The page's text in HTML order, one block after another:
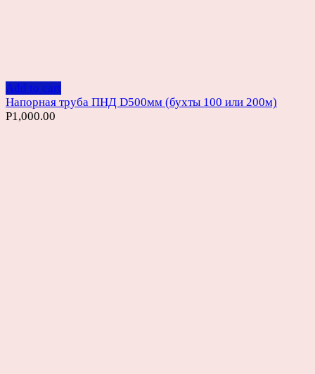
Add to cart
Напорная труба ПНД D500мм (бухты 100 или 200м)
Р1,000.00